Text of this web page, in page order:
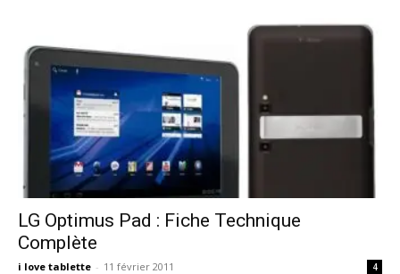
LG Optimus Pad : Fiche Technique
Complète
i love tablette - 11 février 2011 4